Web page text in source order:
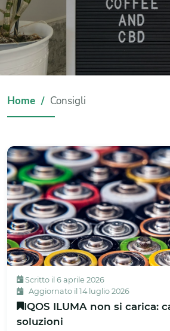
Home Consigli
Scritto il 6 aprile 2026
Aggiornato il 14 luglio 2026
IQOS ILUMA non si carica:
soluzioni